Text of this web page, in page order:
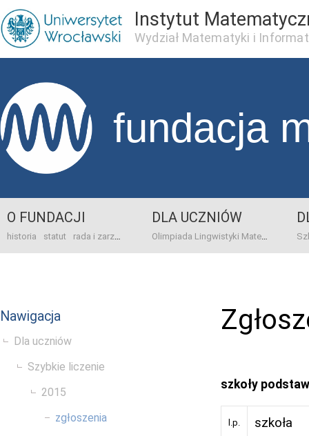
Instytut
Wydział Matematyki i
fundacja
O FUNDACJI
historia statut rada i zarząd dane bankowo-adresowe kontakt
DLA UCZNIÓW
Olimpiada Lingwistyki Matematycznej
Nawigacja
Dla uczniów
Szybkie liczenie
2015
zgłoszenia
szkoły
l.p. szkoła